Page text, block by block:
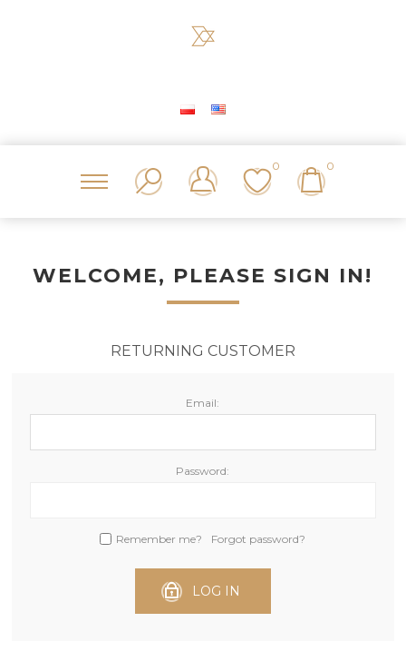
0 0
WELCOME, PLEASE SIGN IN!
RETURNING CUSTOMER
Email:
Password:
Remember me? Forgot password?
LOG IN